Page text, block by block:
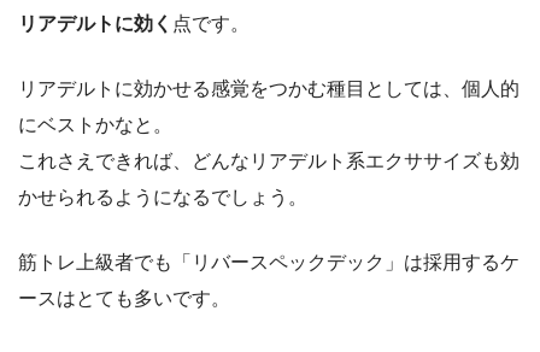
リアデルトに効く 点です。
リアデルトに効かせる感覚をつかむ種目としては、個人的
にベストかなと。
これさえできれば、どんなリアデルト系エクササイズも効
かせられるようになるでしょう。
筋トレ上級者でも「リバースペックデック」は採用するケ
ースはとても多いです。